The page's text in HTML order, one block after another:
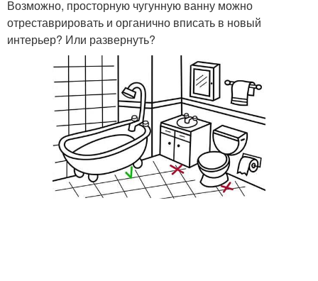
Возможно, просторную чугунную ванну можно
отреставрировать и органично вписать в новый
интерьер? Или развернуть?